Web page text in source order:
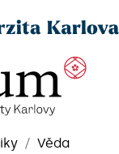
Věda